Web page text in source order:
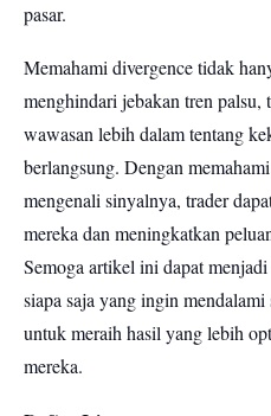
pasar.
Memahami divergence tidak
menghindari jebakan tren palsu,
wawasan lebih dalam tentang
berlangsung. Dengan
mengenali sinyalnya, trader
mereka dan meningkatkan
Semoga artikel ini dapat
siapa saja yang ingin
untuk meraih hasil yang lebih
mereka.